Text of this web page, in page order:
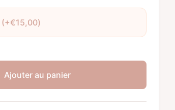
(+€15,00)
Ajouter au panier